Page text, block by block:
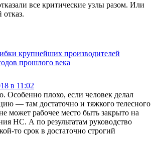
все критические узлы разом. Или
отказ.
крупнейших производителей
прошлого века
в 11:02
Особенно плохо, если человек делал
— там достаточно и тяжкого телесного
может рабочее место быть закрыто на
НС. А по результатам руководство
то срок в достаточно строгий